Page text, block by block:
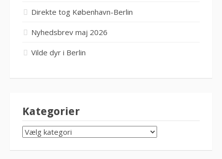
Direkte tog København-Berlin
Nyhedsbrev maj 2026
Vilde dyr i Berlin
Kategorier
KATEGORIER